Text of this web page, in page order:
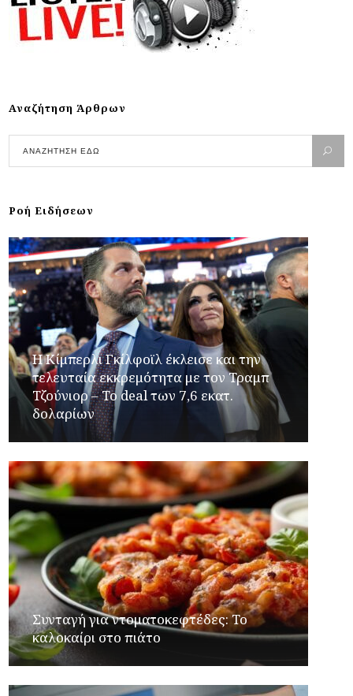
Αναζήτηση Άρθρων
Ροή Ειδήσεων
Η Κίμπερλι Γκίλφοϊλ έκλεισε και την
τελευταία εκκρεμότητα με τον Τραμπ
Τζούνιορ – Το deal των 7,6 εκατ.
δολαρίων
Συνταγή για ντοματοκεφτέδες: Το
καλοκαίρι στο πιάτο